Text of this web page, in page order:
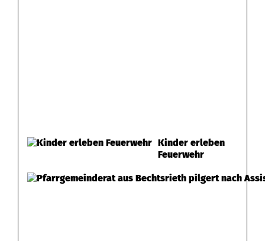
Kinder erleben
Feuerwehr